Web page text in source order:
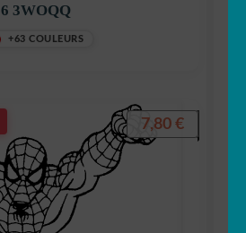
6 3WOQQ
+63 COULEURS
7,80 €